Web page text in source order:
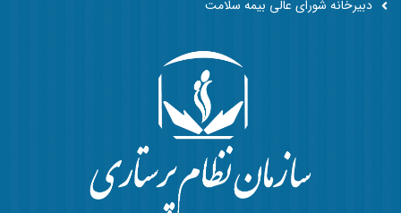
دبیرخانه شورای عالی بیمه سلامت